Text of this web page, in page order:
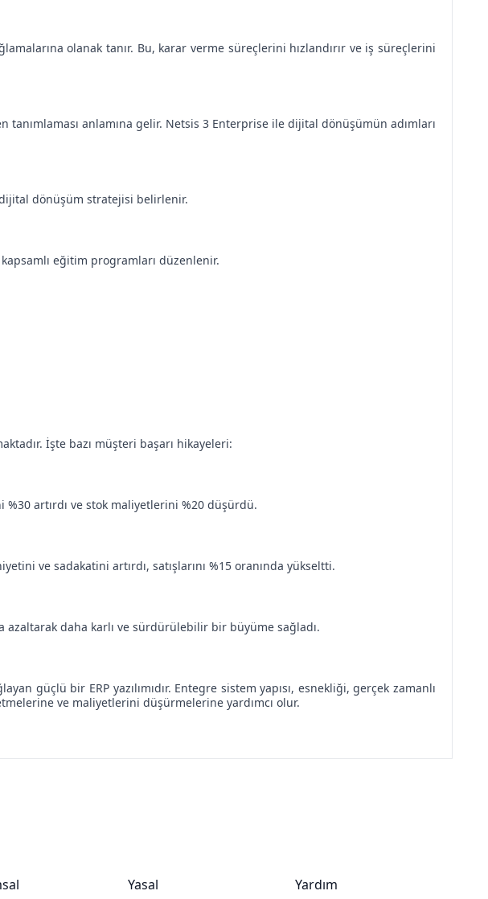
olanak tanır. Bu, karar verme süreçlerini hızlandırır ve iş süreçlerini
anlamına gelir. Netsis 3 Enterprise ile dijital dönüşümün adımları
dönüşüm stratejisi belirlenir.
eğitim programları düzenlenir.
İşte bazı müşteri başarı hikayeleri:
artırdı ve stok maliyetlerini %20 düşürdü.
ve sadakatini artırdı, satışlarını %15 oranında yükseltti.
daha karlı ve sürdürülebilir bir büyüme sağladı.
güçlü bir ERP yazılımıdır. Entegre sistem yapısı, esnekliği, gerçek zamanlı
ve maliyetlerini düşürmelerine yardımcı olur.
Yasal Yardım